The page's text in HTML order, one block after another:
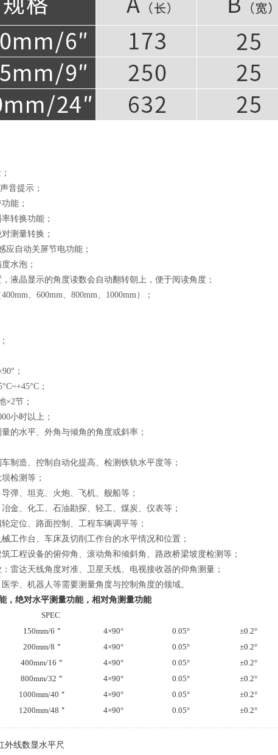
音提示；
能；
转换功能；
测量转换；
应自动关屏节电功能；
水泡；
液晶显示的角度读数会自动翻转朝上，便于阅读角度；
、600mm、800mm、1000mm）；
；
；
×2节；
小时以上；
的水平、外角与倾角的角度或斜率；
制造、控制自动化提高、检测铁轨水平度等；
检测等；
弹、坦克、火炮、飞机、舰船等；
金、化工、石油勘探、轻工、煤炭、仪表等；
定位、路面控制、工程车辆调平等；
工作台、车床及切削工作台的水平情况和位置；
工程设备的俯仰角、滚动角和倾斜角、路政桥梁坡度检测等；
雷达天线角度对准、卫星天线、电视接收器的仰角测量；
学、机器人等需要测量角度与控制角度的领域。
，绝对水平测量功能，相对角测量功能
SPEC
150mm/6 ＂ 4×90° 0.05°
±0.2°
200mm/8 ＂ 4×90° 0.05°
±0.2°
400mm/16 ＂ 4×90° 0.05°
±0.2°
800mm/32 ＂ 4×90° 0.05°
±0.2°
1000mm/40 ＂ 4×90° 0.05°
±0.2°
1200mm/48 ＂ 4×90° 0.05° ±0.2°
外线数显水平尺